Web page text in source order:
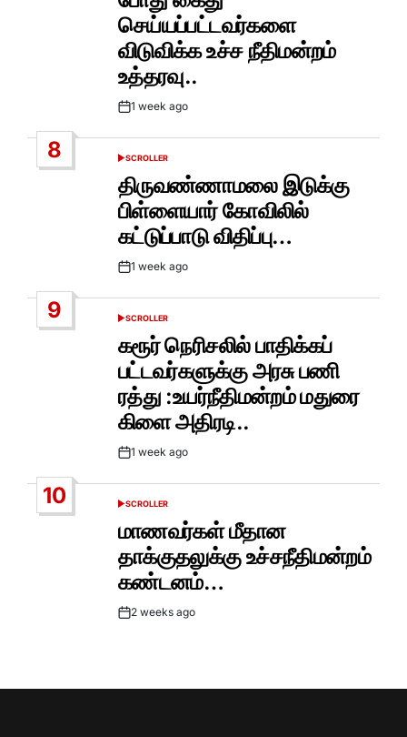
செய்யப்பட்டவர்களை
விடுவிக்க உச்ச நீதிமன்றம்
உத்தரவு..
Post1 week ago
8
POSTED
SCROLLER
திருவண்ணாமலை இடுக்கு
பிள்ளையார் கோவிலில்
கட்டுப்பாடு விதிப்பு…
Post1 week ago
9
POSTED
SCROLLER
கரூர் நெரிசலில் பாதிக்கப்
பட்டவர்களுக்கு அரசு பணி
ரத்து :உயர்நீதிமன்றம் மதுரை
கிளை அதிரடி..
Post1 week ago
10
POSTED
SCROLLER
மாணவர்கள் மீதான
தாக்குதலுக்கு உச்சநீதிமன்றம்
கண்டனம்…
Post2 weeks ago